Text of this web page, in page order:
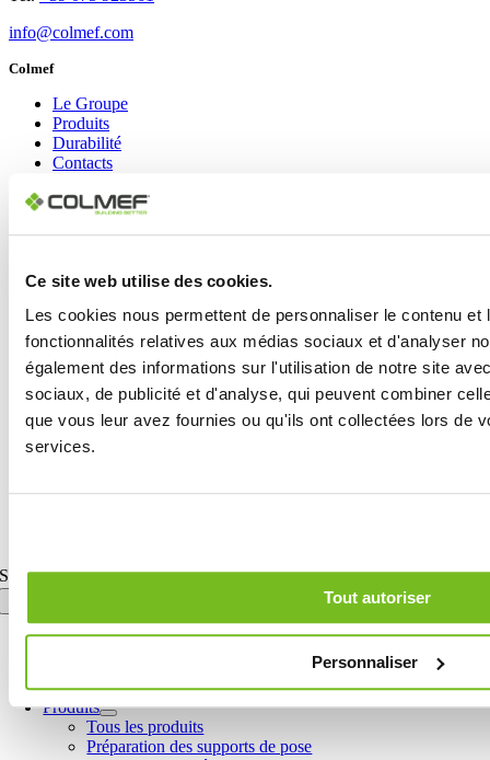
Ce site web utilise des cookies.
Les cookies nous permettent de personnaliser le contenu
fonctionnalités relatives aux médias sociaux et d'analyser
également des informations sur l'utilisation de notre site
sociaux, de publicité et d'analyse, qui peuvent combiner
que vous leur avez fournies ou qu'ils ont collectées lors de
services.
Tout autoriser
Personnaliser
info@colmef.com
Colmef
Le Groupe
Produits
Durabilité
Contacts
Marque
Colmef
Liens sociaux
LinkedIn
YouTube
Instagram
Facebook
Copyright © 2024 Colmef srl | P.IVA 00635770548 |Area Privacy|
Informativa Privacy Policy
Search for:
Le Groupe
Produits
Tous les produits
Préparation des supports de pose